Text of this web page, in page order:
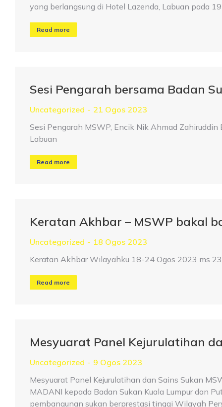
yang berlangsung di Hotel Lazenda, Labuan pada
Read more
Sesi Pengarah bersama Badan
Uncategorized
21 Ogos 2023
Sesi Pengarah MSWP, Encik Nik Ahmad
Labuan
Read more
Keratan Akhbar – MSWP bakal
Uncategorized
18 Ogos 2023
Keratan Akhbar Wilayahku 18-24 Ogos 2023 ms
Read more
Mesyuarat Panel Kejurulatihan
Uncategorized
9 Ogos 2023
Mesyuarat Panel Kejurulatihan dan Sains Sukan
MADANI kepada Badan Sukan Kuala Lumpur dan
pembangunan sukan berprestasi tinggi Wilayah